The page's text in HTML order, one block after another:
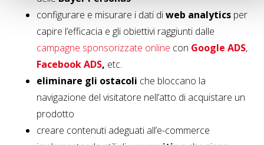
configurare e misurare i dati diweb analytics per
capire l’efficacia e gli obiettivi raggiunti dalle
campagne sponsorizzate online con Google ADS,
Facebook ADS, etc.
eliminare gli ostacoli che bloccano la
navigazione del visitatore nell’atto di acquistare un
prodotto
creare contenuti adeguati all’e-commerce